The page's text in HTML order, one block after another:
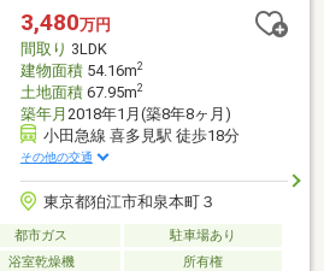
着いた雰囲気です♪リフォーム内容
全室クロス張替・ハウスクリーニン
3,480万円
間取り 3LDK
建物面積54.16m2
土地面積67.95m2
築年月 2018年1月(築8年8ヶ月)
小田急線 喜多見駅 徒歩18分
その他の交通
東京都狛江市和泉本町３
都市ガス
駐車場あり
浴室乾燥機 所有権